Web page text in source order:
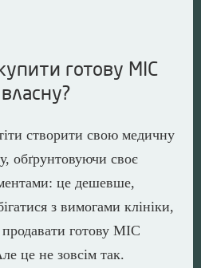
готову МІС
створити свою медичну
обґрунтовуючи своє
це дешевше,
з вимогами клініки,
готову МІС
це не зовсім так.